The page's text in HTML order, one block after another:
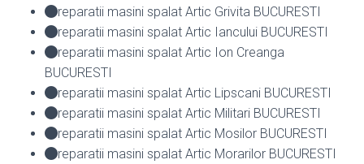
reparatii masini spalat Artic Grivita BUCURESTI
reparatii masini spalat Artic Iancului BUCURESTI
reparatii masini spalat Artic Ion Creanga
BUCURESTI
reparatii masini spalat Artic Lipscani BUCURESTI
reparatii masini spalat Artic Militari BUCURESTI
reparatii masini spalat Artic Mosilor BUCURESTI
reparatii masini spalat Artic Morarilor BUCURESTI